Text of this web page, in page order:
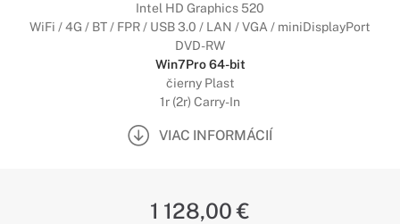
Intel HD Graphics 520
WiFi / 4G / BT / FPR / USB 3.0 / LAN / VGA / miniDisplayPort
DVD-RW
Win7Pro 64-bit
čierny Plast
1r (2r) Carry-In
VIAC INFORMÁCIÍ
1 128,00 €